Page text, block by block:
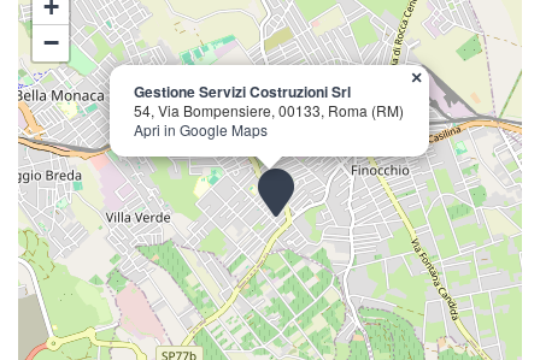
Gestione Servizi Costruzioni Srl
54, Via Bompensiere, 00133, Roma (RM)
Apri in Google Maps
×
+
−